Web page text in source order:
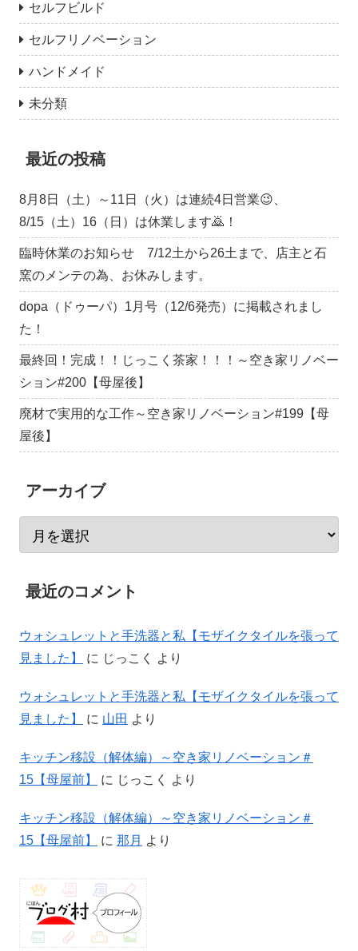
セルフビルド
セルフリノベーション
ハンドメイド
未分類
最近の投稿
8月8日（土）～11日（火）は連続4日営業😉、
8/15（土）16（日）は休業します🙇！
臨時休業のお知らせ 7/12土から26土まで、店主と石
窯のメンテの為、お休みします。
dopa（ドゥーパ）1月号（12/6発売）に掲載されまし
た！
最終回！完成！！じっこく茶家！！！～空き家リノベー
ション#200【母屋後】
廃材で実用的な工作～空き家リノベーション#199【母
屋後】
アーカイブ
最近のコメント
ウォシュレットと手洗器と私【モザイクタイルを張って
見ました】
に じっこく より
ウォシュレットと手洗器と私【モザイクタイルを張って
見ました】
に 山田 より
キッチン移設（解体編）～空き家リノベーション＃
15【母屋前】
に じっこく より
キッチン移設（解体編）～空き家リノベーション＃
15【母屋前】
に 那月 より